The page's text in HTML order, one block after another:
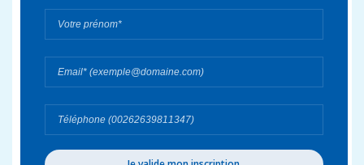
Le jeudi 5 août de 10h à 12h.
Le jeudi 5 août de 13h30 à 15h30 (spécial parents et enfants)
Restitution des travaux le jeudi 5 août à partir de 16h.